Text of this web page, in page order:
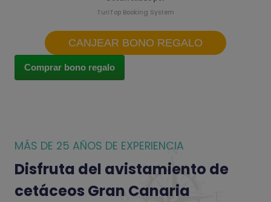
TuriTop Booking System
CANJEAR BONO REGALO
Comprar bono regalo
MÁS DE 25 AÑOS DE EXPERIENCIA
Disfruta del avistamiento de
cetáceos Gran Canaria